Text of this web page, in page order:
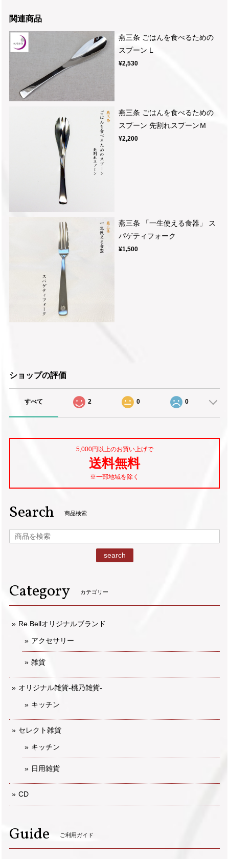
関連商品
燕三条 ごはんを食べるための
スプーン L
¥2,530
燕三条 ごはんを食べるための
スプーン 先割れスプーンＭ
¥2,200
燕三条 「一生使える食器」 ス
パゲティフォーク
¥1,500
ショップの評価
すべて 2 0 0
5,000円以上のお買い上げで
送料無料
※一部地域を除く
Search 商品検索
search
Category カテゴリー
Re.Bellオリジナルブランド
アクセサリー
雑貨
オリジナル雑貨-桃乃雑貨-
キッチン
セレクト雑貨
キッチン
日用雑貨
CD
Guide ご利用ガイド